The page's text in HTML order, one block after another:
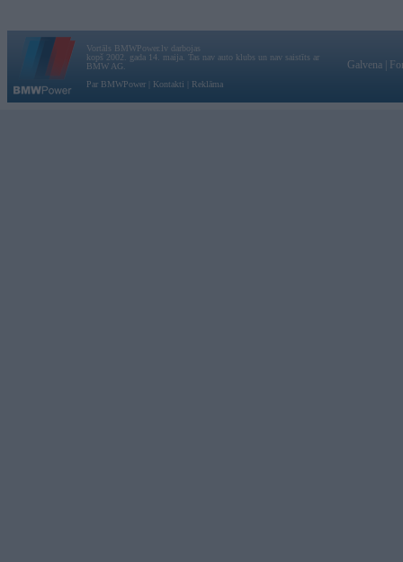
Vortāls BMWPower.lv darbojas
kopš 2002. gada 14. maija. Tas nav auto klubs un nav saistīts ar
BMW AG.
Par BMWPower
Kontakti Reklāma
Galvena